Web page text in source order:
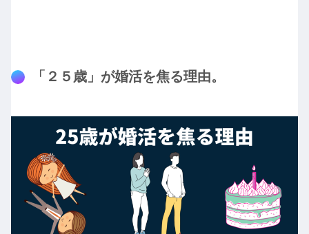
「２５歳」が婚活を焦る理由。